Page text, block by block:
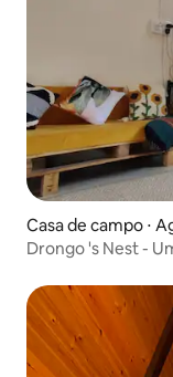
Casa de campo ⋅
Drongo 's Nest -